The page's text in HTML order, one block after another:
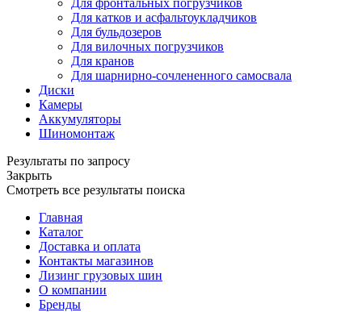
Для фронтальных погрузчиков
Для катков и асфальтоукладчиков
Для бульдозеров
Для вилочных погрузчиков
Для кранов
Для шарнирно-сочлененного самосвала
Диски
Камеры
Аккумуляторы
Шиномонтаж
Результаты по запросу
Закрыть
Смотреть все результаты поиска
Главная
Каталог
Доставка и оплата
Контакты магазинов
Лизинг грузовых шин
О компании
Бренды